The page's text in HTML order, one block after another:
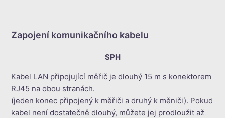
Zapojení komunikačního kabelu
SPH
Kabel LAN připojující měřič je dlouhý 15 m s konektorem
RJ45 na obou stranách.
(jeden konec připojený k měřiči a druhý k měniči). Pokud
kabel není dostatečně dlouhý, můžete jej prodloužit až